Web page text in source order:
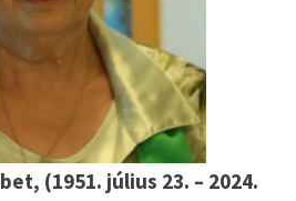
(1951. július 23. – 2024.